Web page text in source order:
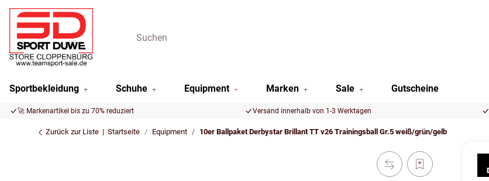
Sportbekleidung Schuhe Equipment Marken Sale Gutscheine
🚀 Markenartikel bis zu 70% reduziert Versand innerhalb von 1-3 Werktagen
Zurück zur Liste Startseite Equipment 10er Ballpaket Derbystar Brillant TT v26 Trainingsball Gr.5 weiß/grün/gelb